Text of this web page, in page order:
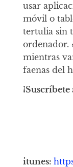
usar
móvil o
tertulia sin
ordenador.
mientras
faenas del
itunes: